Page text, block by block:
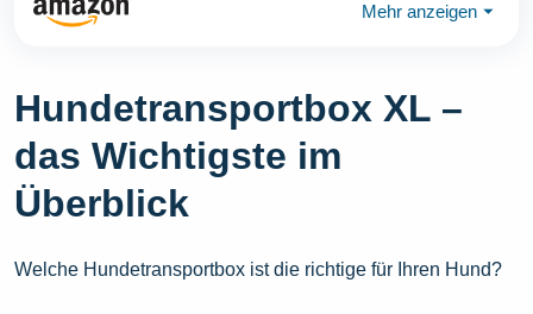
Mehr anzeigen ⏷
Hundetransportbox XL –
das Wichtigste im
Überblick
Welche Hundetransportbox ist die richtige für Ihren Hund?